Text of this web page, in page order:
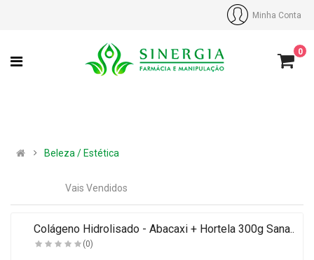
Minha Conta
0
Beleza / Estética
Vais Vendidos
Colágeno Hidrolisado - Abacaxi + Hortela 300g Sana..
(0)